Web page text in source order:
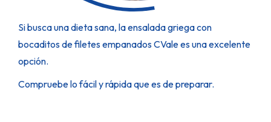
Si busca una dieta sana, la ensalada griega con
bocaditos de filetes empanados CVale es una excelente
opción.
Compruebe lo fácil y rápida que es de preparar.